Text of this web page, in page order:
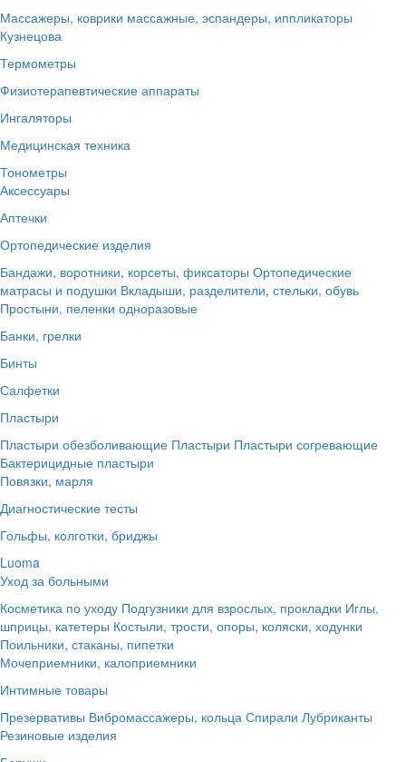
Массажеры, коврики массажные, эспандеры, иппликаторы
Кузнецова
Термометры
Физиотерапевтические аппараты
Ингаляторы
Медицинская техника
Тонометры
Аксессуары
Аптечки
Ортопедические изделия
Бандажи, воротники, корсеты, фиксаторы Ортопедические
матрасы и подушки Вкладыши, разделители, стельки, обувь
Простыни, пеленки одноразовые
Банки, грелки
Бинты
Салфетки
Пластыри
Пластыри обезболивающие Пластыри Пластыри согревающие
Бактерицидные пластыри
Повязки, марля
Диагностические тесты
Гольфы, колготки, бриджы
Luoma
Уход за больными
Косметика по уходу Подгузники для взрослых, прокладки Иглы,
шприцы, катетеры Костыли, трости, опоры, коляски, ходунки
Поильники, стаканы, пипетки
Мочеприемники, калоприемники
Интимные товары
Презервативы Вибромассажеры, кольца Спирали Лубриканты
Резиновые изделия